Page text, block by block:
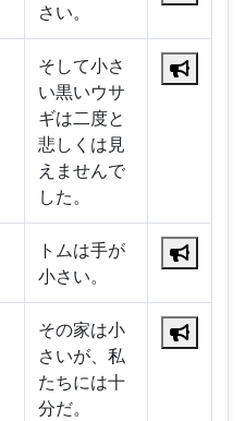
さい。
そして小さ
い黒いウサ
ギは二度と
悲しくは見
えませんで
した。
トムは手が
小さい。
その家は小
さいが、私
たちには十
分だ。